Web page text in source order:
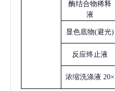
酶结合物稀释
液
显色底物(避光)
反应终止液
浓缩洗涤液 20×